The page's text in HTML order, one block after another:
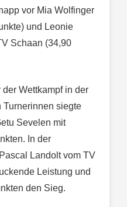
vor Mia Wolfinger
und Leonie
Schaan (34,90
Wettkampf in der
Turnerinnen siegte
Sevelen mit
In der
Landolt vom TV
Leistung und
den Sieg.